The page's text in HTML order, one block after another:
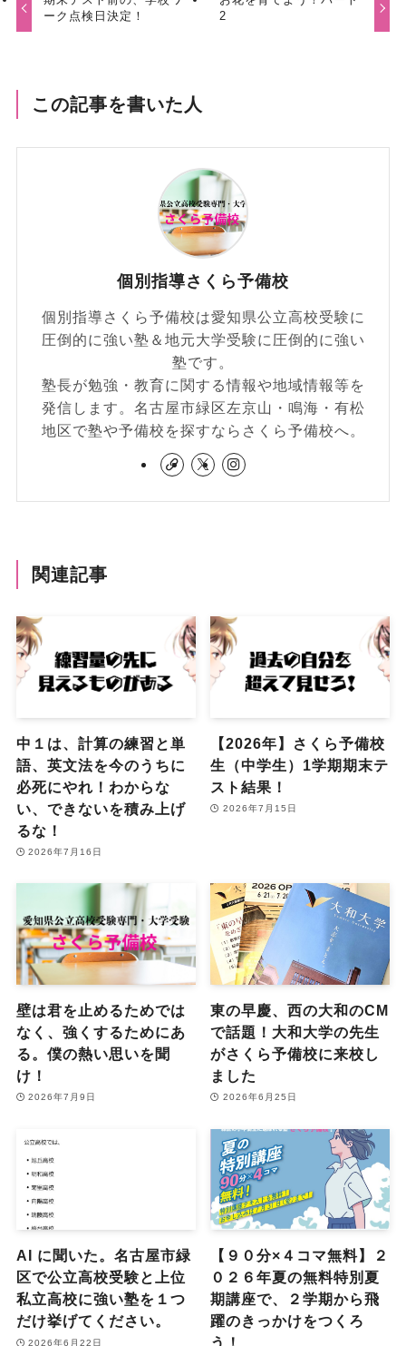
ーク点検日決定！
2
この記事を書いた人
個別指導さくら予備校
個別指導さくら予備校は愛知県公立高校受験に
圧倒的に強い塾＆地元大学受験に圧倒的に強い
塾です。
塾長が勉強・教育に関する情報や地域情報等を
発信します。名古屋市緑区左京山・鳴海・有松
地区で塾や予備校を探すならさくら予備校へ。
関連記事
中１は、計算の練習と単
語、英文法を今のうちに
必死にやれ！わからな
い、できないを積み上げ
るな！
2026年7月16日
【2026年】さくら予備校
生（中学生）1学期期末テ
スト結果！
2026年7月15日
壁は君を止めるためでは
なく、強くするためにあ
る。僕の熱い思いを聞
け！
2026年7月9日
東の早慶、西の大和のCM
で話題！大和大学の先生
がさくら予備校に来校し
ました
2026年6月25日
AI に聞いた。名古屋市緑
区で公立高校受験と上位
私立高校に強い塾を１つ
だけ挙げてください。
2026年6月22日
【９０分×４コマ無料】２
０２６年夏の無料特別夏
期講座で、２学期から飛
躍のきっかけをつくろ
う！